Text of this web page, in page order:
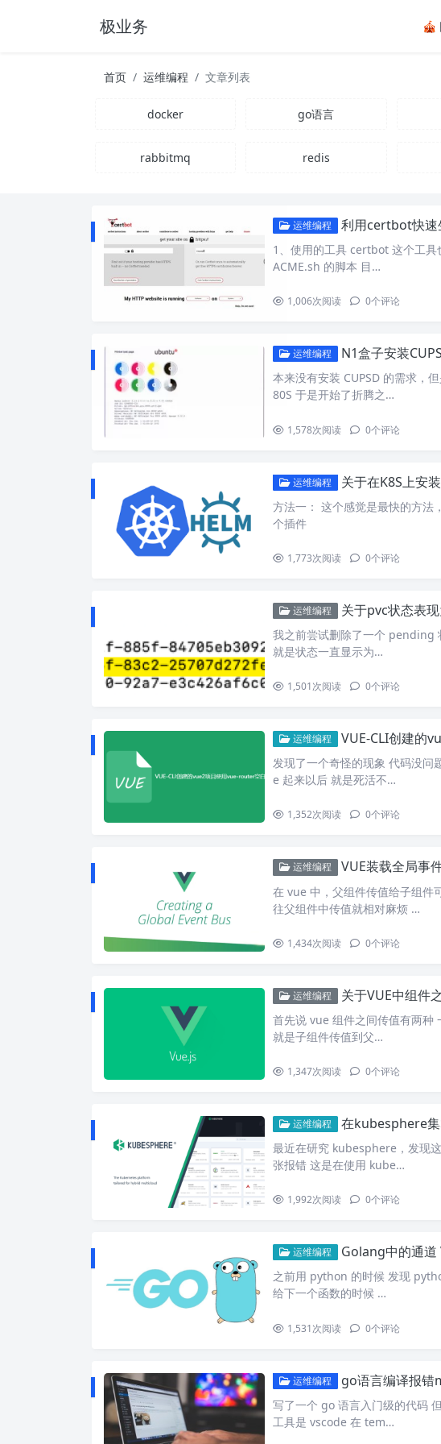
极业务 🎪
首页 运维编程 文章列表
docker go语言
rabbitmq redis
运维编程 利用certbot快
1、使用的工具 certbot 这个工具
ACME.sh 的脚本 目…
1,006次阅读 0个评论
运维编程 N1盒子安装
本来没有安装 CUPSD 的需求，
80S 于是开始了折腾之…
1,578次阅读 0个评论
运维编程 关于在K8S上安
方法一： 这个感觉是最快的方法
个插件
1,773次阅读 0个评论
运维编程 关于pvc状态表
我之前尝试删除了一个 pending
就是状态一直显示为…
1,501次阅读 0个评论
运维编程 VUE-CLI创建的
发现了一个奇怪的现象 代码没
e 起来以后 就是死活不…
1,352次阅读 0个评论
运维编程 VUE装载全局事
在 vue 中，父组件传值给子组件
往父组件中传值就相对麻烦 …
1,434次阅读 0个评论
运维编程 关于VUE中组件
首先说 vue 组件之间传值有两种
就是子组件传值到父…
1,347次阅读 0个评论
运维编程 在kubesphere集
最近在研究 kubesphere，发现
张报错 这是在使用 kube…
1,992次阅读 0个评论
运维编程 Golang中的通道
之前用 python 的时候 发现
给下一个函数的时候 …
1,531次阅读 0个评论
运维编程 go语言编译报错
写了一个 go 语言入门级的代码
工具是 vscode 在 tem…